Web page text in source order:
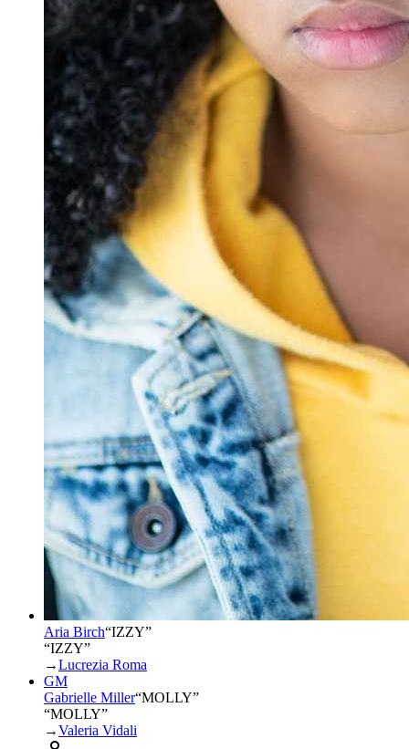
Aria Birch“IZZY”
“IZZY”
→Lucrezia Roma
GM
Gabrielle Miller“MOLLY”
“MOLLY”
→Valeria Vidali